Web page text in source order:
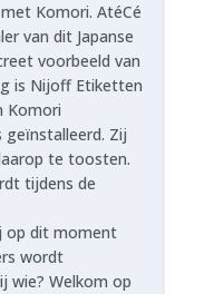
Komori. AtéCé
van dit Japanse
voorbeeld van
is Nijoff Etiketten
Komori
geïnstalleerd. Zij
te toosten.
tijdens de
op dit moment
wordt
wie? Welkom op